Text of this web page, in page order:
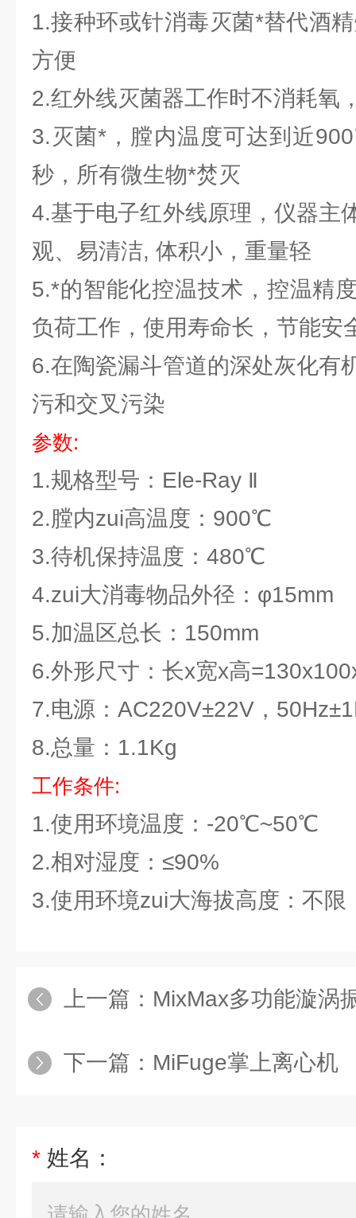
1.接种环或针消毒灭菌*替代酒
方便
2.红外线灭菌器工作时不消耗氧
3.灭菌*，膛内温度可达到近
秒，所有微生物*焚灭
4.基于电子红外线原理，仪器主
观、易清洁, 体积小，重量轻
5.*的智能化控温技术，控温精
负荷工作，使用寿命长，节能安
6.在陶瓷漏斗管道的深处灰化有
污和交叉污染
参数:
1.规格型号：Ele-Ray Ⅱ
2.膛内zui高温度：900℃
3.待机保持温度：480℃
4.zui大消毒物品外径：φ15mm
5.加温区总长：150mm
6.外形尺寸：长x宽x高
7.电源：AC220V±22V，
8.总量：1.1Kg
工作条件:
1.使用环境温度：-20℃~50℃
2.相对湿度：≤90%
3.使用环境zui大海拔高度：不限
上一篇： MixMax多功能漩涡
下一篇： MiFuge掌上离心机
* 姓名：